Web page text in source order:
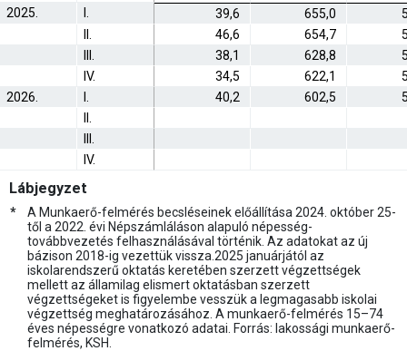
2025.
39,6 655,0
46,6 654,7
38,1 628,8
IV.
34,5 622,1
2026.
40,2 602,5
IV.
Lábjegyzet
*
A Munkaerő-felmérés becsléseinek előállítása 2024. október 25-
től a 2022. évi Népszámláláson alapuló népesség-
továbbvezetés felhasználásával történik. Az adatokat az új
bázison 2018-ig vezettük vissza.2025 januárjától az
iskolarendszerű oktatás keretében szerzett végzettségek
mellett az államilag elismert oktatásban szerzett
végzettségeket is figyelembe vesszük a legmagasabb iskolai
végzettség meghatározásához. A munkaerő-felmérés 15–74
éves népességre vonatkozó adatai. Forrás: lakossági munkaerő-
felmérés, KSH.